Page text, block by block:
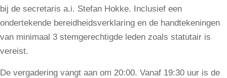
bij de secretaris a.i. Stefan Hokke. Inclusief een
ondertekende bereidheidsverklaring en de handtekeningen
van minimaal 3 stemgerechtigde leden zoals statutair is
vereist.
De vergadering vangt aan om 20:00. Vanaf 19:30 uur is de